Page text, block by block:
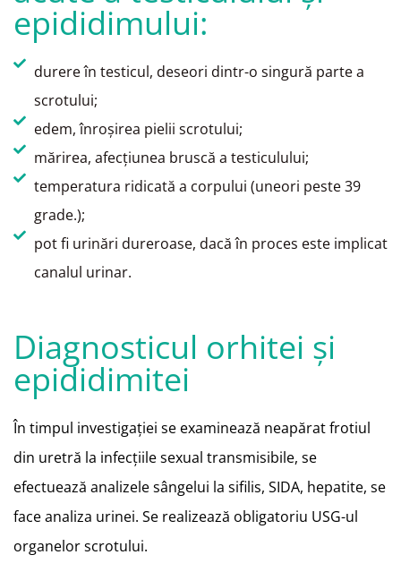
epididimului:
durere în testicul, deseori dintr-o singură parte a
scrotului;
edem, înroşirea pielii scrotului;
mărirea, afecţiunea bruscă a testiculului;
temperatura ridicată a corpului (uneori peste 39
grade.);
pot fi urinări dureroase, dacă în proces este implicat
canalul urinar.
Diagnosticul orhitei şi
epididimitei
În timpul investigaţiei se examinează neapărat frotiul
din uretră la infecţiile sexual transmisibile, se
efectuează analizele sângelui la sifilis, SIDA, hepatite, se
face analiza urinei. Se realizează obligatoriu USG-ul
organelor scrotului.